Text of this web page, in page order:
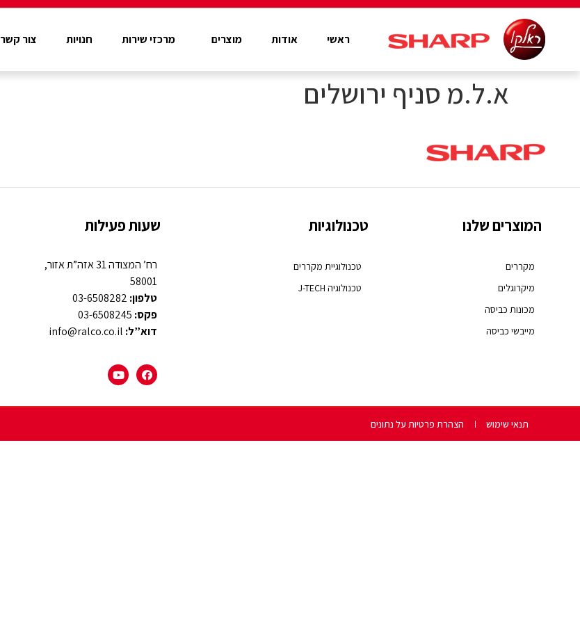
ראשי אודות מוצרים מרכזי שירות חנויות צור קשר
א.ל.מ סניף ירושלים
המוצרים שלנו
מקררים
מיקרוגלים
מכונות כביסה
מייבשי כביסה
טכנולוגיות
טכנולוגיית מקררים
טכנולוגיה J-TECH
שעות פעילות
רח’ המצודה 31 אזה”ת אזור,
58001
טלפון:
פקס:
דוא”ל:
תנאי שימוש הצהרת פרטיות על נתונים